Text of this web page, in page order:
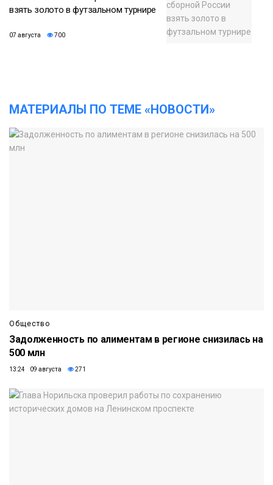
взять золото в футзальном турнире
07 августа 700
МАТЕРИАЛЫ ПО ТЕМЕ «НОВОСТИ»
Общество
Задолженность по алиментам в регионе снизилась на
500 млн
13:24 09 августа 271